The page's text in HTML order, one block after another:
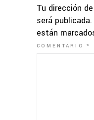
Tu dirección
será publicada.
están
COMENTARIO*